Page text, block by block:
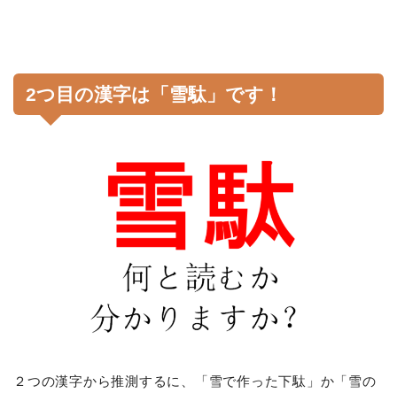
2つ目の漢字は「雪駄」です！
２つの漢字から推測するに、「雪で作った下駄」か「雪の